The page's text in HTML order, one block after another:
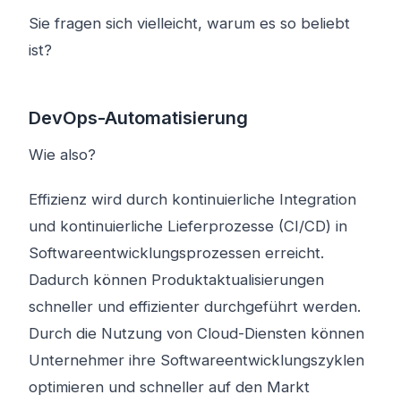
Sie fragen sich vielleicht, warum es so beliebt
ist?
DevOps-Automatisierung
Wie also?
Effizienz wird durch kontinuierliche Integration
und kontinuierliche Lieferprozesse (CI/CD) in
Softwareentwicklungsprozessen erreicht.
Dadurch können Produktaktualisierungen
schneller und effizienter durchgeführt werden.
Durch die Nutzung von Cloud-Diensten können
Unternehmer ihre Softwareentwicklungszyklen
optimieren und schneller auf den Markt